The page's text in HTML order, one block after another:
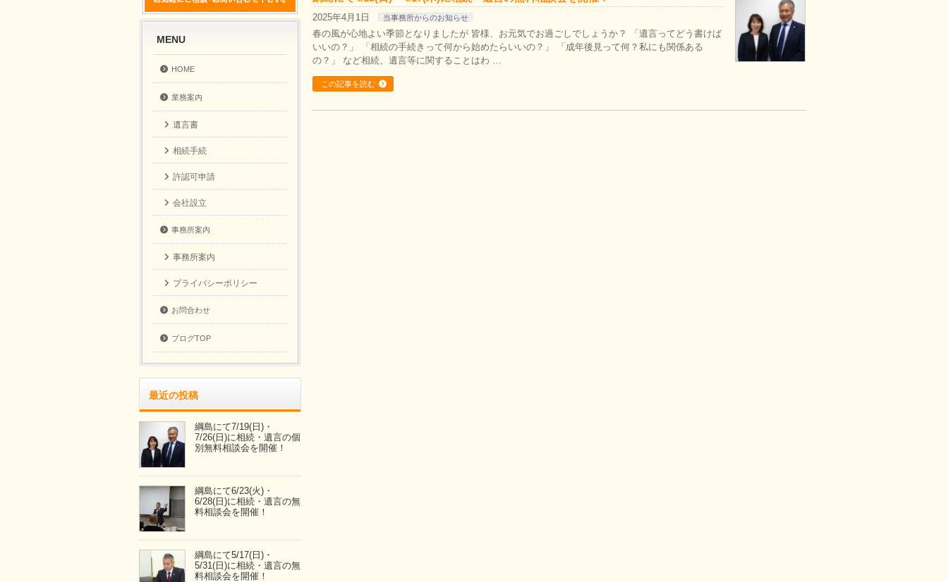
2025年4月1日 当事務所からのお知らせ
春の風が心地よい季節となりましたが 皆様、お元気でお過ごしでしょうか？ 「遺言ってどう書けば
いいの？」 「相続の手続きって何から始めたらいいの？」 「成年後見って何？私にも関係ある
の？」 など相続、遺言等に関することはわ …
この記事を読む
MENU
HOME
業務案内
遺言書
相続手続
許認可申請
会社設立
事務所案内
事務所案内
プライバシーポリシー
お問合わせ
ブログTOP
最近の投稿
綱島にて7/19(日)・
7/26(日)に相続・遺言の個
別無料相談会を開催！
綱島にて6/23(火)・
6/28(日)に相続・遺言の無
料相談会を開催！
綱島にて5/17(日)・
5/31(日)に相続・遺言の無
料相談会を開催！